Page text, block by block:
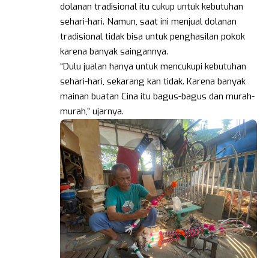
dolanan tradisional itu cukup untuk kebutuhan
sehari-hari. Namun, saat ini menjual dolanan
tradisional tidak bisa untuk penghasilan pokok
karena banyak saingannya.
“Dulu jualan hanya untuk mencukupi kebutuhan
sehari-hari, sekarang kan tidak. Karena banyak
mainan buatan Cina itu bagus-bagus dan murah-
murah,” ujarnya.